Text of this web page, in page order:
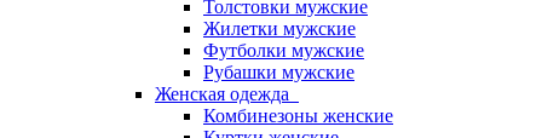
Толстовки мужские
Жилетки мужские
Футболки мужские
Рубашки мужские
Женская одежда
Комбинезоны женские